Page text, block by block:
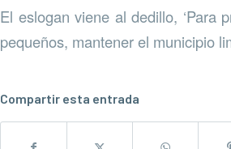
El eslogan viene al dedillo, ‘Para
pequeños, mantener el municipio
Compartir esta entrada